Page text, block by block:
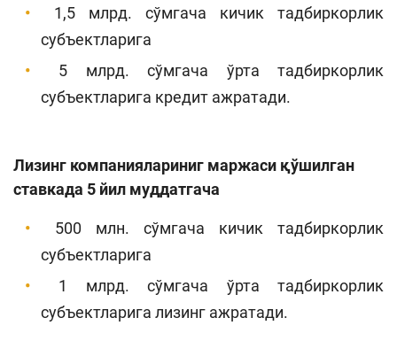
1,5 млрд. сўмгача кичик тадбиркорлик
субъектларига
5 млрд. сўмгача ўрта тадбиркорлик
субъектларига кредит ажратади.
Лизинг компаниялариниг маржаси қўшилган
ставкада 5 йил муддатгача
500 млн. сўмгача кичик тадбиркорлик
субъектларига
1 млрд. сўмгача ўрта тадбиркорлик
субъектларига лизинг ажратади.